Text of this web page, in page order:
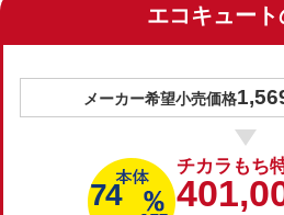
エコキュート
メーカー希望小売価格
74
チカラもち